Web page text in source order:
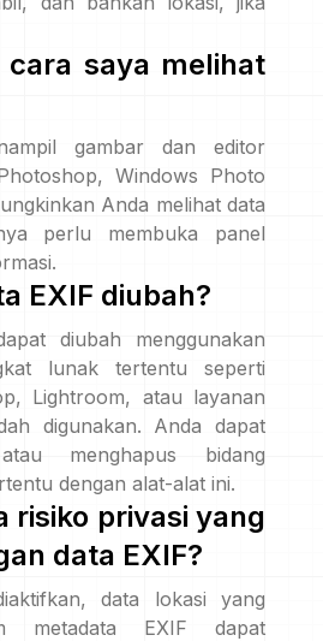
cara saya melihat
gambar dan editor
Windows Photo
Anda melihat data
perlu membuka panel
EXIF diubah?
diubah menggunakan
lunak tertentu seperti
Lightroom, atau layanan
digunakan. Anda dapat
menghapus bidang
dengan alat-alat ini.
risiko privasi yang
data EXIF?
data lokasi yang
metadata EXIF dapat